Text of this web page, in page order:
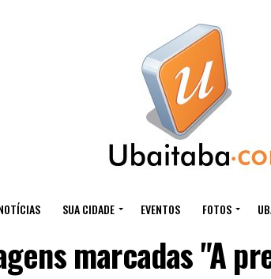
SUA CIDADE EVENTOS FOTOS
marcadas "A